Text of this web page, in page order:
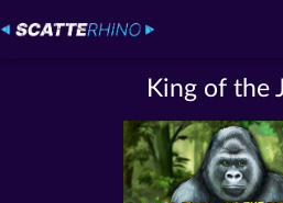
King of the